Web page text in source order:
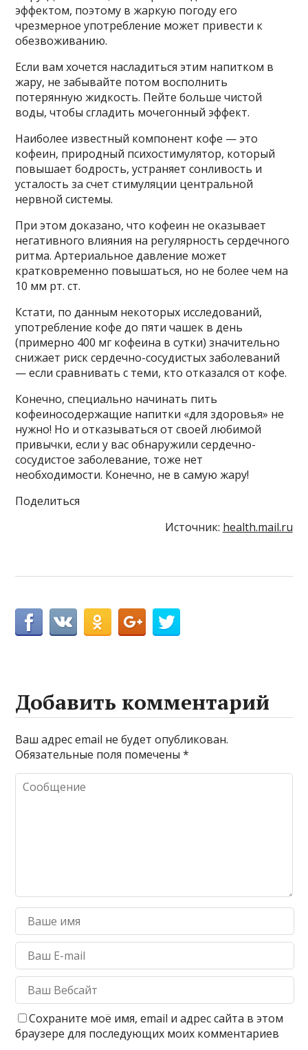
эффектом, поэтому в жаркую погоду его
чрезмерное употребление может привести к
обезвоживанию.
Если вам хочется насладиться этим напитком в
жару, не забывайте потом восполнить
потерянную жидкость. Пейте больше чистой
воды, чтобы сгладить мочегонный эффект.
Наиболее известный компонент кофе — это
кофеин, природный психостимулятор, который
повышает бодрость, устраняет сонливость и
усталость за счет стимуляции центральной
нервной системы.
При этом доказано, что кофеин не оказывает
негативного влияния на регулярность сердечного
ритма. Артериальное давление может
кратковременно повышаться, но не более чем на
10 мм рт. ст.
Кстати, по данным некоторых исследований,
употребление кофе до пяти чашек в день
(примерно 400 мг кофеина в сутки) значительно
снижает риск сердечно-сосудистых заболеваний
— если сравнивать с теми, кто отказался от кофе.
Конечно, специально начинать пить
кофеиносодержащие напитки «для здоровья» не
нужно! Но и отказываться от своей любимой
привычки, если у вас обнаружили сердечно-
сосудистое заболевание, тоже нет
необходимости. Конечно, не в самую жару!
Поделиться
Источник: health.mail.ru
Добавить комментарий
Ваш адрес email не будет опубликован.
Обязательные поля помечены*
Сохраните моё имя, email и адрес сайта в этом
браузере для последующих моих комментариев